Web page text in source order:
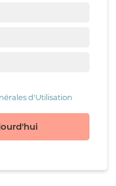
d'Utilisation